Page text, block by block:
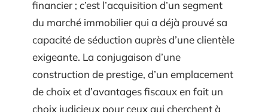
financier ; c’est l’acquisition d’un segment
du marché immobilier qui a déjà prouvé sa
capacité de séduction auprès d’une clientèle
exigeante. La conjugaison d’une
construction de prestige, d’un emplacement
de choix et d’avantages fiscaux en fait un
choix judicieux pour ceux qui cherchent à